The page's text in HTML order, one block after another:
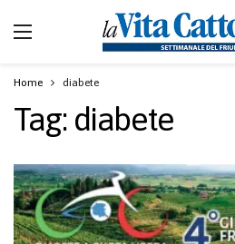
Home diabete
Tag: diabete